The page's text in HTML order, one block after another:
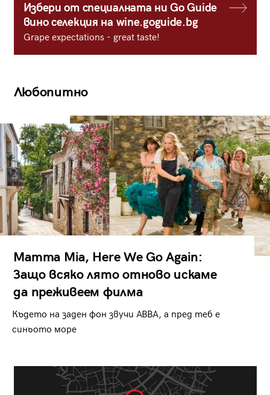
Избери от специалната ни Go Guide
вино селекция на wine.goguide.bg
Grape expectations - great taste!
Любопитно
Mamma Mia, Here We Go Again:
Защо всяко лято отново искаме
да преживеем филма
Където на заден фон звучи ABBA, а пред теб е
синьото море